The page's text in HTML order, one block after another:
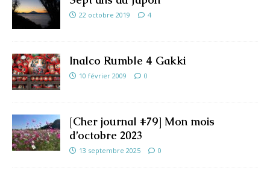
22 octobre 2019 4
Inalco Rumble 4 Gakki
10 février 2009 0
[Cher journal #79] Mon mois
d’octobre 2023
13 septembre 2025 0